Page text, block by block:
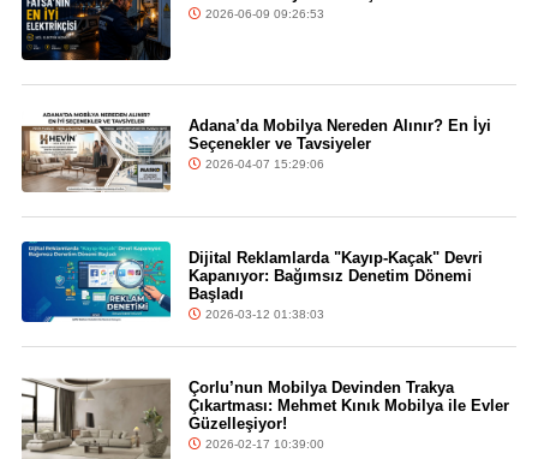
2026-06-09 09:26:53
Adana’da Mobilya Nereden Alınır? En İyi
Seçenekler ve Tavsiyeler
2026-04-07 15:29:06
Dijital Reklamlarda "Kayıp-Kaçak" Devri
Kapanıyor: Bağımsız Denetim Dönemi
Başladı
2026-03-12 01:38:03
Çorlu’nun Mobilya Devinden Trakya
Çıkartması: Mehmet Kınık Mobilya ile Evler
Güzelleşiyor!
2026-02-17 10:39:00